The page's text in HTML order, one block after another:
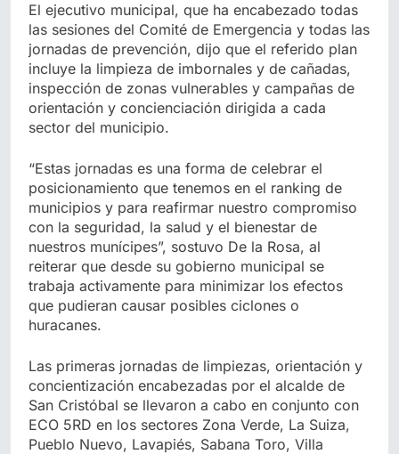
El ejecutivo municipal, que ha encabezado todas
las sesiones del Comité de Emergencia y todas las
jornadas de prevención, dijo que el referido plan
incluye la limpieza de imbornales y de cañadas,
inspección de zonas vulnerables y campañas de
orientación y concienciación dirigida a cada
sector del municipio.
“Estas jornadas es una forma de celebrar el
posicionamiento que tenemos en el ranking de
municipios y para reafirmar nuestro compromiso
con la seguridad, la salud y el bienestar de
nuestros munícipes”, sostuvo De la Rosa, al
reiterar que desde su gobierno municipal se
trabaja activamente para minimizar los efectos
que pudieran causar posibles ciclones o
huracanes.
Las primeras jornadas de limpiezas, orientación y
concientización encabezadas por el alcalde de
San Cristóbal se llevaron a cabo en conjunto con
ECO 5RD en los sectores Zona Verde, La Suiza,
Pueblo Nuevo, Lavapiés, Sabana Toro, Villa